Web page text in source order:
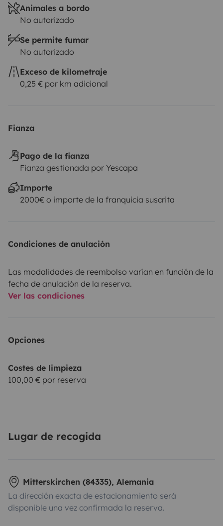
Animales a bordo
No autorizado
Se permite fumar
No autorizado
Exceso de kilometraje
0,25 € por km adicional
Fianza
Pago de la fianza
Fianza gestionada por Yescapa
Importe
2000€ o importe de la franquicia suscrita
Condiciones de anulación
Las modalidades de reembolso varían en función de la
fecha de anulación de la reserva.
Ver las condiciones
Opciones
Costes de limpieza
100,00 € por reserva
Lugar de recogida
Mitterskirchen (84335), Alemania
La dirección exacta de estacionamiento será
disponible una vez confirmada la reserva.